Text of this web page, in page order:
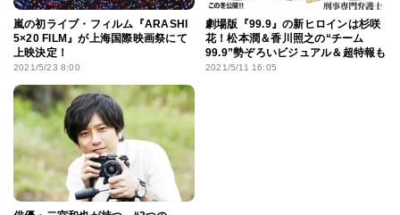
嵐の初ライブ・フィルム『ARASHI
5×20 FILM』が上海国際映画祭にて
上映決定！
2021/5/23 8:00
劇場版『99.9』の新ヒロインは杉咲
花！松本潤＆香川照之の“チーム
99.9”勢ぞろいビジュアル＆超特報も
2021/5/11 16:05